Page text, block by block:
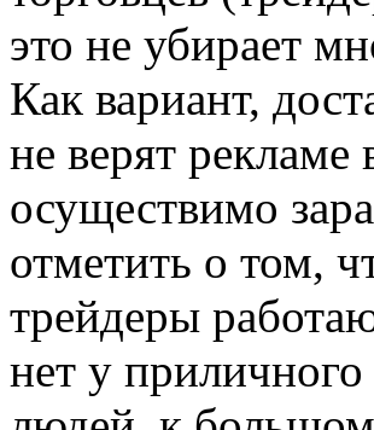
это не убирает
Как вариант,
не верят
осуществимо
отметить о том,
трейдеры
нет у